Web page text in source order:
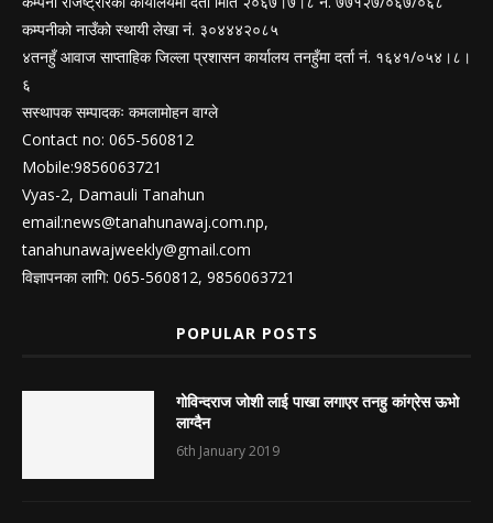
कम्पनीको नाउँको स्थायी लेखा नं. ३०४४४२०८५
४तनहुँ आवाज साप्ताहिक जिल्ला प्रशासन कार्यालय तनहुँमा दर्ता नं. १६४१/०५४।८।
६
सस्थापक सम्पादकः कमलामोहन वाग्ले
Contact no: 065-560812
Mobile:9856063721
Vyas-2, Damauli Tanahun
email:news@tanahunawaj.com.np,
tanahunawajweekly@gmail.com
विज्ञापनका लागि: 065-560812, 9856063721
POPULAR POSTS
गोविन्दराज जोशी लाई पाखा लगाएर तनहु कांग्रेस ऊभो
लाग्दैन
6th January 2019